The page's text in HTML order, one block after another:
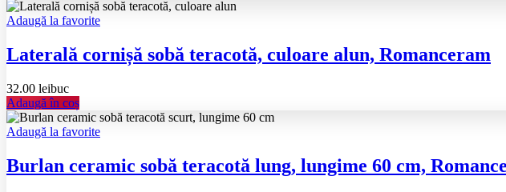
Adaugă la favorite
Laterală cornișă sobă teracotă, culoare alun, Romanceram
32.00 leibuc
Adaugă în coș
Adaugă la favorite
Burlan ceramic sobă teracotă lung, lungime 60 cm,